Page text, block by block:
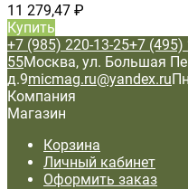
11 279,47 ₽
Купить
+7 (985) 220-13-25+7 (495)
55Москва, ул. Большая
д.9micmag.ru@yandex.ru
Компания
Магазин
Корзина
Личный кабинет
Оформить заказ